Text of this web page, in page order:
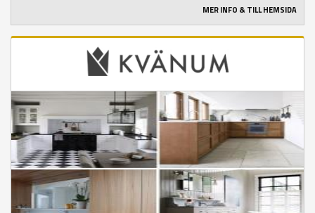
MER INFO & TILL HEMSIDA